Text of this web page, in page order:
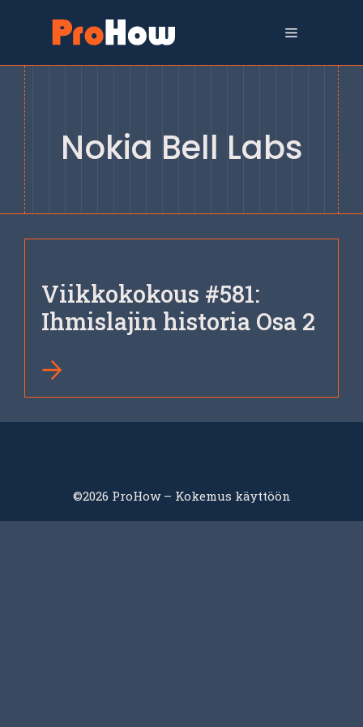
sisältöön
Valikko
Nokia Bell Labs
Viikkokokous #581:
Ihmislajin historia Osa 2
©2026 ProHow – Kokemus käyttöön